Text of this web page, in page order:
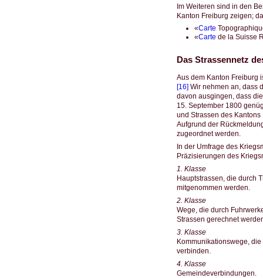
Im Weiteren sind in den
Kanton Freiburg zeigen;
«Carte
«Carte de la Suisse
Das Strassennetz
Aus dem Kanton Freiburg
[16]Wir nehmen an, dass
davon ausgingen, dass
15. September 1800
und Strassen des
Aufgrund der
zugeordnet werden.
In der Umfrage des
Präzisierungen des
1. Klasse
Hauptstrassen, die durch
mitgenommen werden.
2. Klasse
Wege, die durch
Strassen gerechnet
3. Klasse
Kommunikationswege,
verbinden.
4. Klasse
Gemeindeverbindungen.